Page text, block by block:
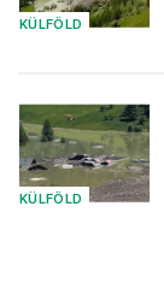
KÜLFÖLD
KÜLFÖLD